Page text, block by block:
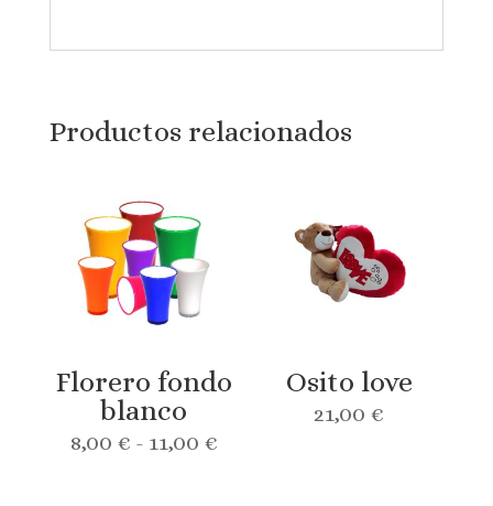
Productos relacionados
Florero fondo
blanco
8,00 € - 11,00 €Rango
Osito love
21,00 €